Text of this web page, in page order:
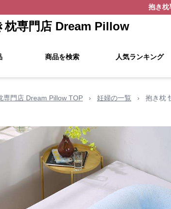
抱き枕
枕専門店 Dream Pillow
商品を検索 人気ランキング
専門店 Dream Pillow TOP › 妊婦の一覧 › 抱き枕